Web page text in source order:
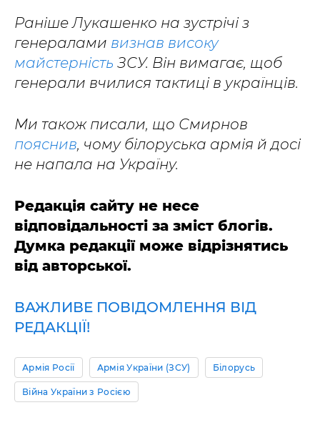
Раніше Лукашенко на зустрічі з
генералами визнав високу
майстерність ЗСУ. Він вимагає, щоб
генерали вчилися тактиці в українців.
Ми також писали, що Смирнов
пояснив, чому білоруська армія й досі
не напала на Україну.
Редакція сайту не несе
відповідальності за зміст блогів.
Думка редакції може відрізнятись
від авторської.
ВАЖЛИВЕ ПОВІДОМЛЕННЯ ВІД
РЕДАКЦІЇ!
Армія Росії Армія України (ЗСУ) Білорусь
Війна України з Росією